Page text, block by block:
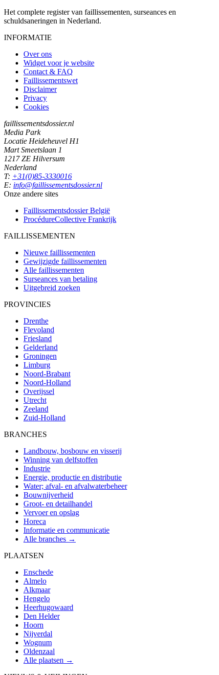
Het complete register van faillissementen, surseances en
schuldsaneringen in Nederland.
INFORMATIE
Over ons
Widget voor je website
Contact & FAQ
Faillissementswet
Disclaimer
Privacy
Cookies
faillissementsdossier.nl
Media Park
Locatie Heideheuvel H1
Mart Smeetslaan 1
1217 ZE Hilversum
Nederland
T: +31(0)85-3330016
E: info@faillissementsdossier.nl
Onze andere sites
Faillissementsdossier België
ProcédureCollective Frankrijk
FAILLISSEMENTEN
Nieuwe faillissementen
Gewijzigde faillissementen
Alle faillissementen
Surseances van betaling
Uitgebreid zoeken
PROVINCIES
Drenthe
Flevoland
Friesland
Gelderland
Groningen
Limburg
Noord-Brabant
Noord-Holland
Overijssel
Utrecht
Zeeland
Zuid-Holland
BRANCHES
Landbouw, bosbouw en visserij
Winning van delfstoffen
Industrie
Energie, productie en distributie
Water; afval- en afvalwaterbeheer
Bouwnijverheid
Groot- en detailhandel
Vervoer en opslag
Horeca
Informatie en communicatie
Alle branches →
PLAATSEN
Enschede
Almelo
Alkmaar
Hengelo
Heerhugowaard
Den Helder
Hoorn
Nijverdal
Wognum
Oldenzaal
Alle plaatsen →